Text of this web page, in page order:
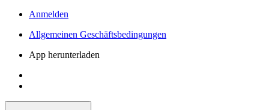
Anmelden
Allgemeinen Geschäftsbedingungen
App herunterladen